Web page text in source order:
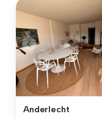
Anderlecht